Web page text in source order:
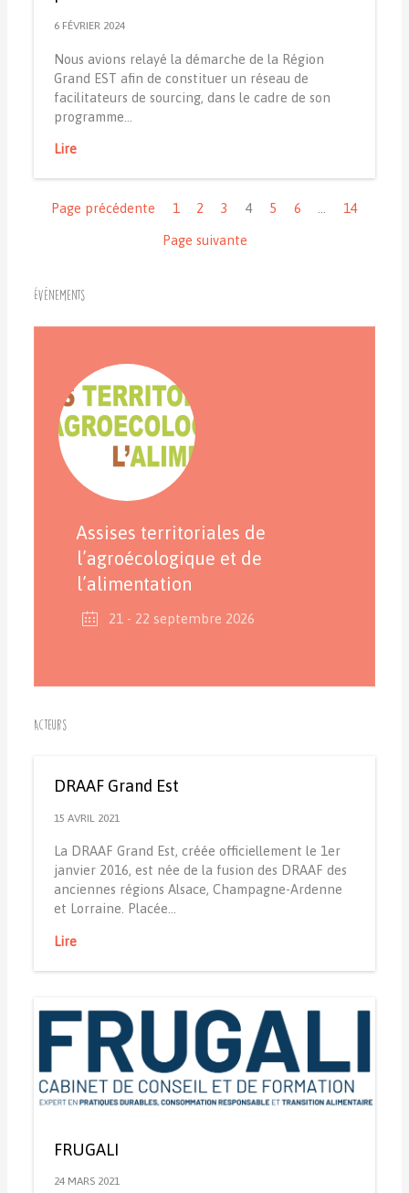
6 FÉVRIER 2024
Nous avions relayé la démarche de la Région
Grand EST afin de constituer un réseau de
facilitateurs de sourcing, dans le cadre de son
programme…
Lire
Page précédente
1 2 3 4 5 6 14
Page suivante
Événements
Assises territoriales de
l’agroécologique et de
l’alimentation
21 - 22 septembre 2026
Acteurs
DRAAF Grand Est
15 AVRIL 2021
La DRAAF Grand Est, créée officiellement le 1er
janvier 2016, est née de la fusion des DRAAF des
anciennes régions Alsace, Champagne-Ardenne
et Lorraine. Placée…
Lire
FRUGALI
24 MARS 2021